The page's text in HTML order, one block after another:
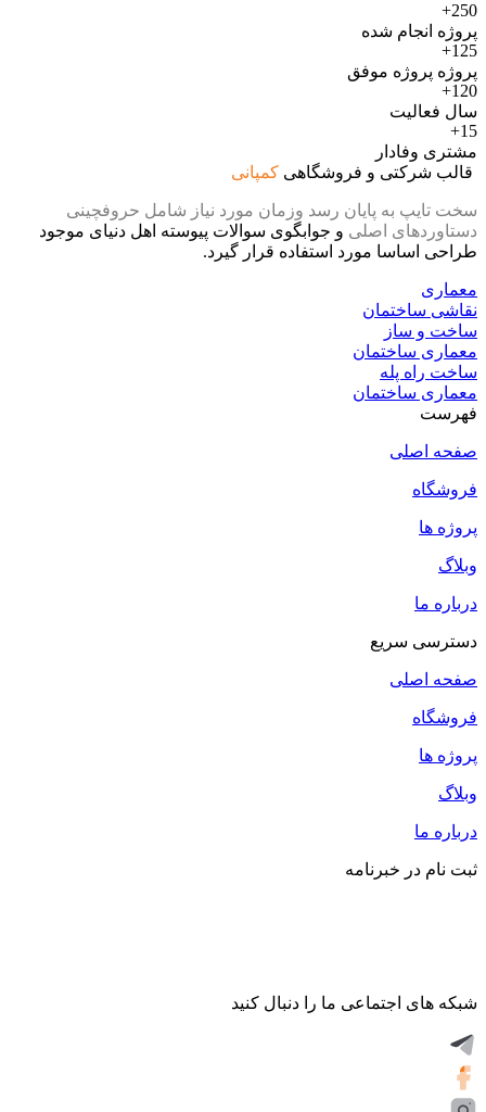
250+
پروژه انجام شده
125+
پروژه پروژه موفق
120+
سال فعالیت
15+
مشتری وفادار
قالب شرکتی و فروشگاهی کمپانی
سخت تایپ به پایان رسد وزمان مورد نیاز شامل حروفچینی
دستاوردهای اصلی و جوابگوی سوالات پیوسته اهل دنیای موجود
طراحی اساسا مورد استفاده قرار گیرد.
معماری
نقاشی ساختمان
ساخت و ساز
معماری ساختمان
ساخت راه پله
معماری ساختمان
فهرست
صفحه اصلی
فروشگاه
پروژه ها
وبلاگ
درباره ما
دسترسی سریع
صفحه اصلی
فروشگاه
پروژه ها
وبلاگ
درباره ما
ثبت نام در خبرنامه
شبکه های اجتماعی ما را دنبال کنید